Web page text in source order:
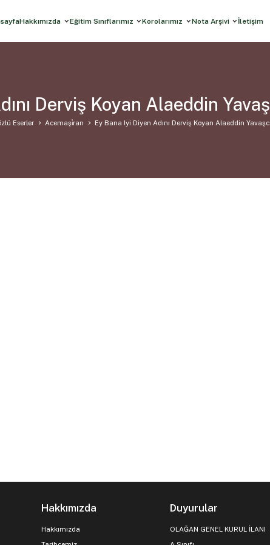
Hakkımızda Eğitim Sınıflarımız Korolarımız Nota Arşivi İletişim
Derviş Koyan Alaeddin
Eserler Acemaşi̇ran Ey Bana Iyi Diyen Adını Derviş Koyan Alaeddin
Hakkımızda
Hakkımızda
Duyurular
OLAĞAN GENEL KURUL İLANI